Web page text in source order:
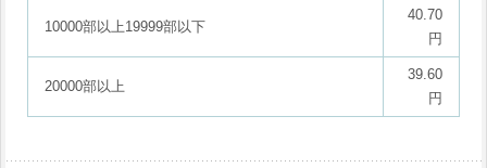
10000部以上19999部以下
40.70
円
20000部以上
39.60
円